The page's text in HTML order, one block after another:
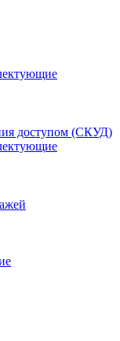
доступом (СКУД)